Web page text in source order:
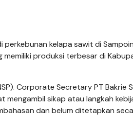
kelapa sawit di
produksi terbesar di
Corporate Secretary PT
sikap atau langkah
dan belum ditetapkan